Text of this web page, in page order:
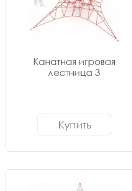
Канатная игровая
лестница 3
Купить